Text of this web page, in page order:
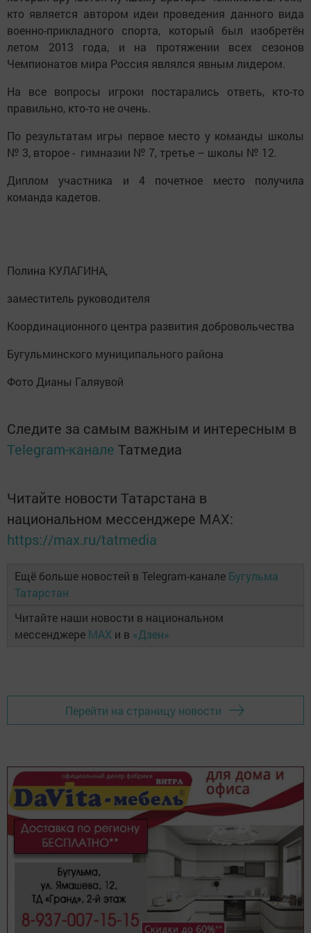
кто является автором идеи проведения данного вида
военно-прикладного спорта, который был изобретён
летом 2013 года, и на протяжении всех сезонов
Чемпионатов мира Россия являлся явным лидером.
На все вопросы игроки постарались ответь, кто-то
правильно, кто-то не очень.
По результатам игры первое место у команды школы
№ 3, второе - гимназии № 7, третье – школы № 12.
Диплом участника и 4 почетное место получила
команда кадетов.
Полина КУЛАГИНА,
заместитель руководителя
Координационного центра развития добровольчества
Бугульминского муниципального района
Фото Дианы Галяувой
Следите за самым важным и интересным в
Telegram-канале Татмедиа
Читайте новости Татарстана в
национальном мессенджере MАХ:
https://max.ru/tatmedia
Ещё больше новостей в Telegram-канале Бугульма
Татарстан
Читайте наши новости в национальном
мессенджере MAX и в «Дзен»
Перейти на страницу новости